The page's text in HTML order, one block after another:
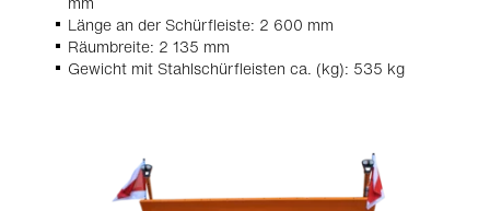
Länge an der Schürfleiste: 2 600 mm
Räumbreite: 2 135 mm
Gewicht mit Stahlschürfleisten ca. (kg): 535 kg